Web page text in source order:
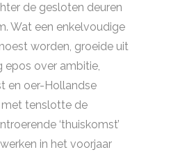
de gesloten deuren
Wat een enkelvoudige
worden, groeide uit
epos over ambitie,
en oer-Hollandse
tenslotte de
‘thuiskomst’
in het voorjaar